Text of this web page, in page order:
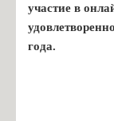
участие в
года.